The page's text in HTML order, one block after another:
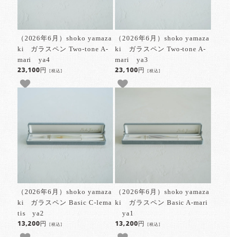
（2026年6月）shoko yamaza
ki ガラスペン Two-tone A-
mari ya4
23,100円[税込]
（2026年6月）shoko yamaza
ki ガラスペン Two-tone A-
mari ya3
23,100円 [税込]
（2026年6月）shoko yamaza
ki ガラスペン Basic C-lema
tis ya2
13,200円[税込]
（2026年6月）shoko yamaza
ki ガラスペン Basic A-mari
ya1
13,200円 [税込]